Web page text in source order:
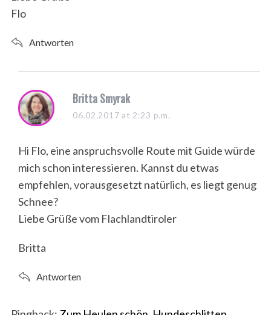
Flo
Antworten
s
a
s
:
Britta Smyrak
06.02.2017 at 2:23 p.m.
Hi Flo, eine anspruchsvolle Route mit Guide würde
mich schon interessieren. Kannst du etwas
empfehlen, vorausgesetzt natürlich, es liegt genug
Schnee?
Liebe Grüße vom Flachlandtiroler
Britta
Antworten